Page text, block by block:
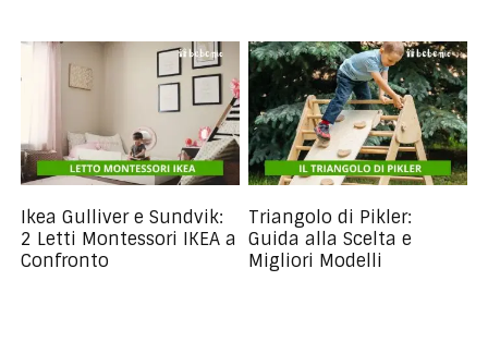
Ikea Gulliver e Sundvik:
2 Letti Montessori IKEA a
Confronto
Triangolo di Pikler:
Guida alla Scelta e
Migliori Modelli